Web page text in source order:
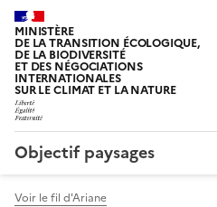
MINISTÈRE
DE LA TRANSITION ÉCOLOGIQUE,
DE LA BIODIVERSITÉ
ET DES NÉGOCIATIONS
INTERNATIONALES
SUR LE CLIMAT ET LA NATURE
Objectif paysages
Voir le fil d'Ariane